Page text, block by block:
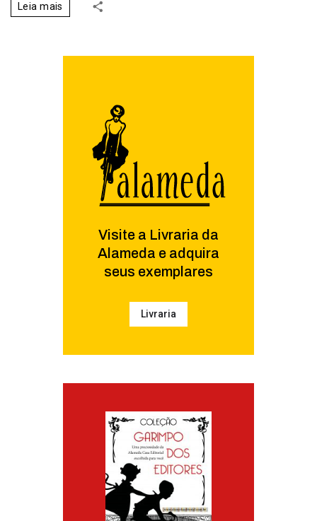
Leia mais
Visite a Livraria da
Alameda e adquira
seus exemplares
Livraria